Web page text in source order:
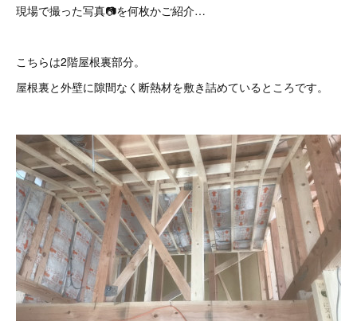
現場で撮った写真📷を何枚かご紹介…
こちらは2階屋根裏部分。
屋根裏と外壁に隙間なく断熱材を敷き詰めているところです。